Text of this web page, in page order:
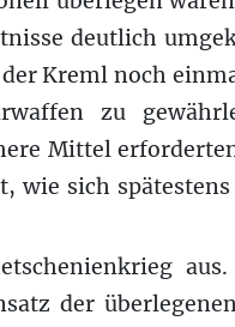
deutlich
Kreml noch
zu
Mittel
wie sich
der